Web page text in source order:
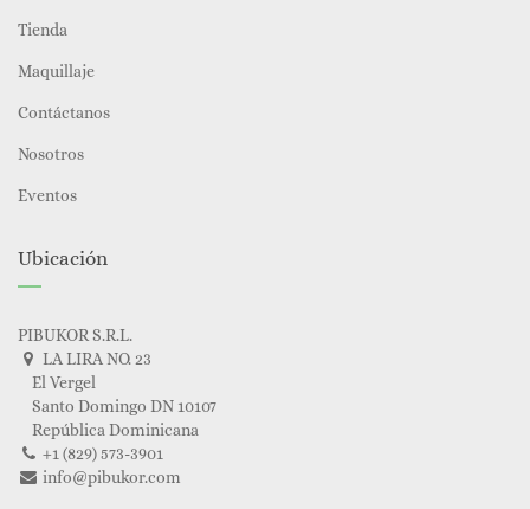
Tienda
Maquillaje
Contáctanos
Nosotros
Eventos
Ubicación
PIBUKOR S.R.L.
LA LIRA NO. 23
El Vergel
Santo Domingo DN 10107
República Dominicana
+1 (829) 573-3901
info@pibukor.com